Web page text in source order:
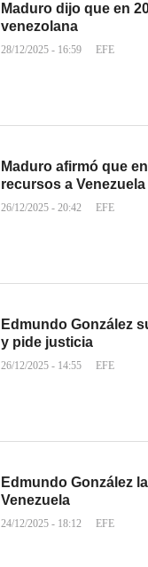
Maduro dijo que en
venezolana
28/12/2025 - 16:59 EFE
Maduro afirmó que
recursos a Venezuela
26/12/2025 - 20:42 EFE
Edmundo González
y pide justicia
26/12/2025 - 14:55 EFE
Edmundo González
Venezuela
24/12/2025 - 18:12 EFE